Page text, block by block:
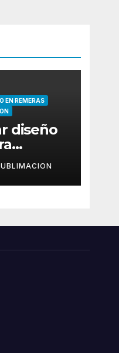
EN REMERAS
diseño
de